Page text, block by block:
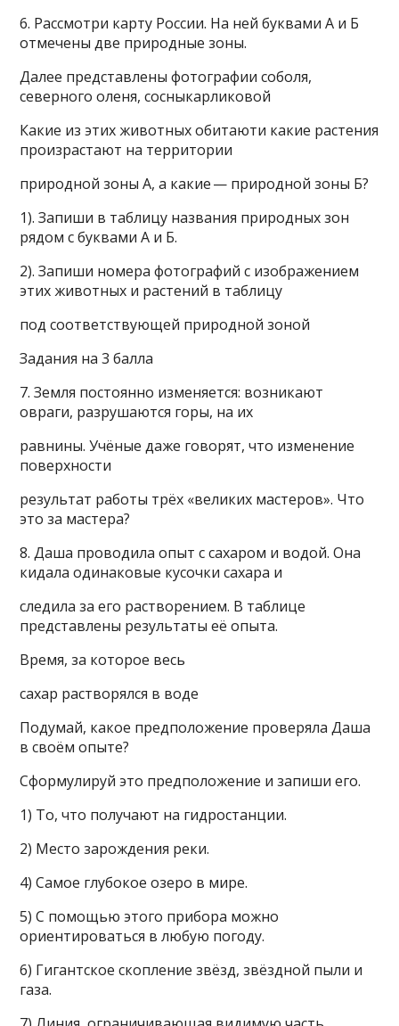
6. Рассмотри карту России. На ней буквами А и Б
отмечены две природные зоны.
Далее представлены фотографии соболя,
северного оленя, сосныкарликовой
Какие из этих животных обитаюти какие растения
произрастают на территории
природной зоны А, а какие — природной зоны Б?
1). Запиши в таблицу названия природных зон
рядом с буквами А и Б.
2). Запиши номера фотографий с изображением
этих животных и растений в таблицу
под соответствующей природной зоной
Задания на 3 балла
7. Земля постоянно изменяется: возникают
овраги, разрушаются горы, на их
равнины. Учёные даже говорят, что изменение
поверхности
результат работы трёх «великих мастеров». Что
это за мастера?
8. Даша проводила опыт с сахаром и водой. Она
кидала одинаковые кусочки сахара и
следила за его растворением. В таблице
представлены результаты её опыта.
Время, за которое весь
сахар растворялся в воде
Подумай, какое предположение проверяла Даша
в своём опыте?
Сформулируй это предположение и запиши его.
1) То, что получают на гидростанции.
2) Место зарождения реки.
4) Самое глубокое озеро в мире.
5) С помощью этого прибора можно
ориентироваться в любую погоду.
6) Гигантское скопление звёзд, звёздной пыли и
газа.